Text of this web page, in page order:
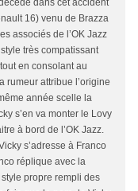
16) venu de Brazza
associés de l’OK Jazz
très compatissant
en consolant au
rumeur attribue l’origine
année scelle la
s’en va monter le Lovy
à bord de l’OK Jazz.
s’adresse à Franco
réplique avec la
propre rempli des